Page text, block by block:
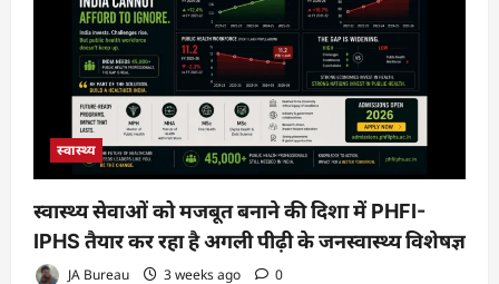
स्वास्थ्य
स्वास्थ्य सेवाओं को मजबूत बनाने की दिशा में PHFI-
IPHS तैयार कर रहा है अगली पीढ़ी के जनस्वास्थ्य विशेषज्ञ
JA Bureau 3 weeks ago 0